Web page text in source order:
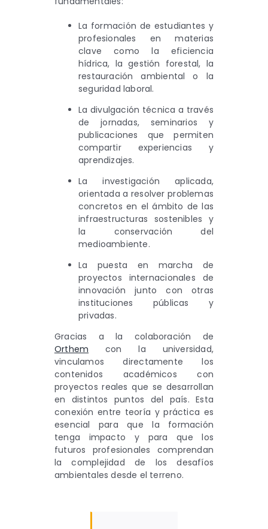
La formación de estudiantes y
profesionales en materias
clave como la eficiencia
hídrica, la gestión forestal, la
restauración ambiental o la
seguridad laboral.
La divulgación técnica a través
de jornadas, seminarios y
publicaciones que permiten
compartir experiencias y
aprendizajes.
La investigación aplicada,
orientada a resolver problemas
concretos en el ámbito de las
infraestructuras sostenibles y
la conservación del
medioambiente.
La puesta en marcha de
proyectos internacionales de
innovación junto con otras
instituciones públicas y
privadas.
Gracias a la colaboración de
Orthem con la universidad,
vinculamos directamente los
contenidos académicos con
proyectos reales que se desarrollan
en distintos puntos del país. Esta
conexión entre teoría y práctica es
esencial para que la formación
tenga impacto y para que los
futuros profesionales comprendan
la complejidad de los desafíos
ambientales desde el terreno.